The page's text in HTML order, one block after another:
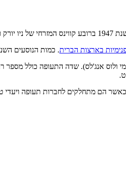
בארצות הברית. כמות הנוסעים השנתית
ולוס אנג'לס). שדה התעופה כולל מספר
רכב וחניונים רבים לבאים לשדה התעופה. השדה כולל 8